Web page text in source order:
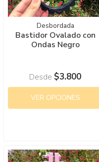
Desbordada
Bastidor Ovalado con
Ondas Negro
Desde $3.800
VER OPCIONES